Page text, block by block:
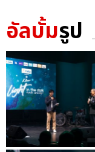
อัลบั้มรูป